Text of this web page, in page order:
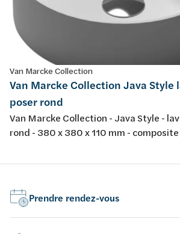
Van Marcke Collection
Van Marcke Collection Java Style
poser rond
Van Marcke Collection - Java Style -
rond - 380 x 380 x 110 mm -
Prendre rendez-vous